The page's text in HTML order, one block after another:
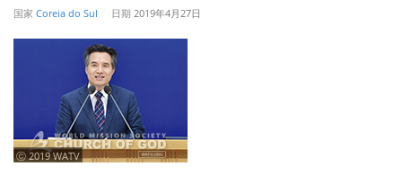
国家 Coreia do Sul 日期 2019年4月27日
ⓒ 2019 WATV